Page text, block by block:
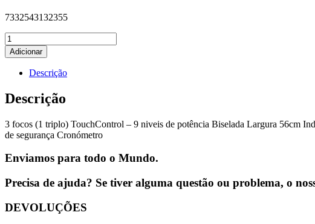
7332543132355
Adicionar
Descrição
Descrição
3 focos (1 triplo) TouchControl – 9 niveis de potência Biselada Largura 56cm
de segurança Cronómetro
Enviamos para todo o Mundo.
Precisa de ajuda? Se tiver alguma questão ou problema, o
DEVOLUÇÕES